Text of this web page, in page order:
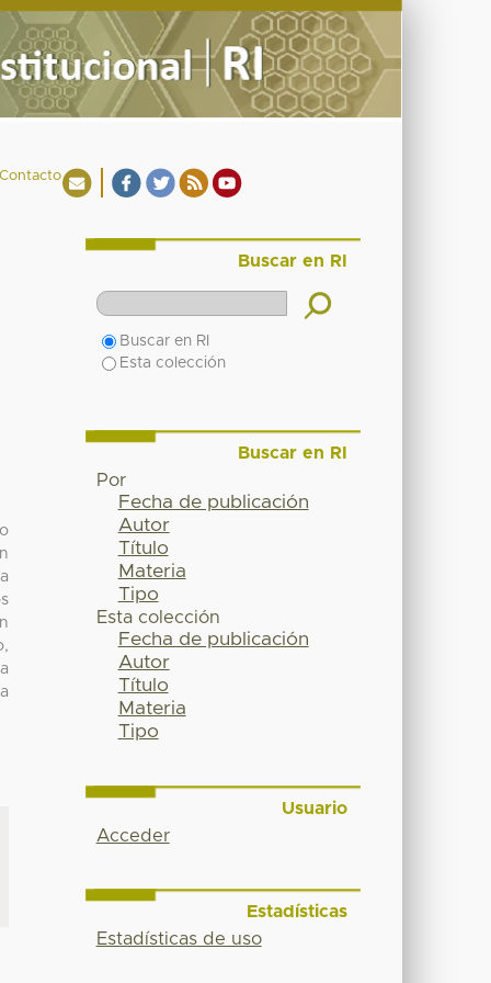
Contacto
Buscar en RI
Buscar en RI
Esta colección
Buscar en RI
Por
Fecha de publicación
Autor
Título
Materia
Tipo
Esta colección
Fecha de publicación
Autor
Título
Materia
Tipo
Usuario
Acceder
Estadísticas
Estadísticas de uso